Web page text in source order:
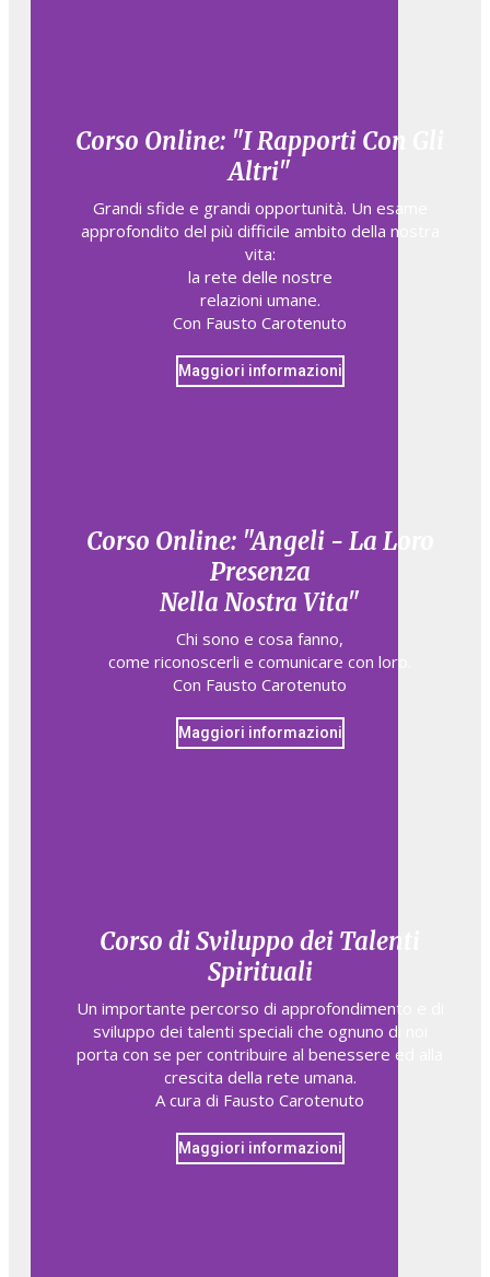
Corso Online: "I Rapporti Con Gli
Altri"
Grandi sfide e grandi opportunità. Un esame
approfondito del più difficile ambito della nostra
vita:
la rete delle nostre
relazioni umane.
Con Fausto Carotenuto
Maggiori informazioni
Corso Online: "Angeli - La Loro
Presenza
Nella Nostra Vita"
Chi sono e cosa fanno,​
come riconoscerli e comunicare con loro.​
Con Fausto Carotenuto
Maggiori informazioni
Corso di Sviluppo dei Talenti
Spirituali
Un importante percorso di approfondimento e di
sviluppo dei talenti speciali che ognuno di noi
porta con se per contribuire al benessere ed alla
crescita della rete umana.
A cura di Fausto Carotenuto
Maggiori informazioni